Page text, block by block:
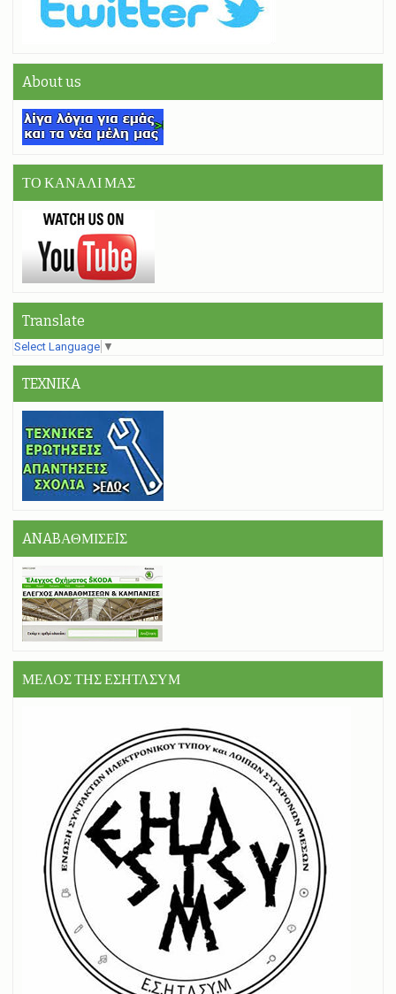
About us
ΤΟ ΚΑΝΑΛΙ ΜΑΣ
Translate
Select Language ▼
TEXNIKA
ANABΑΘΜΙΣΕIΣ
ΜΕΛΟΣ ΤΗΣ ΕΣΗΤΛΣΥΜ